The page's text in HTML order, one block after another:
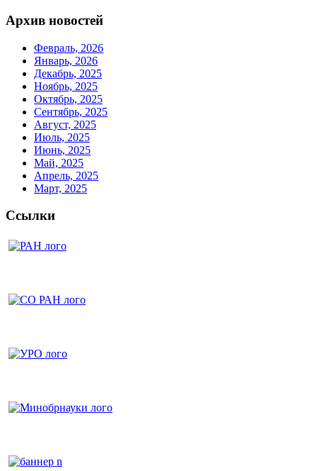
Архив новостей
Февраль, 2026
Январь, 2026
Декабрь, 2025
Ноябрь, 2025
Октябрь, 2025
Сентябрь, 2025
Август, 2025
Июль, 2025
Июнь, 2025
Май, 2025
Апрель, 2025
Март, 2025
Ссылки